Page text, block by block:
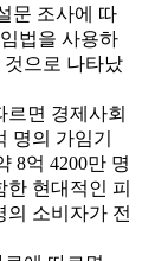
문 조사에 따
법을 사용하
것으로 나타났
르면 경제사회
명의 가임기
8억 4200만 명
현대적인 피
의 소비자가 전